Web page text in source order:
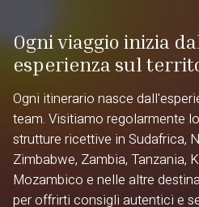
Ogni viaggio inizia
esperienza sul
Ogni itinerario nasce
team. Visitiamo regolarmente
strutture ricettive in Sudafrica,
Zimbabwe, Zambia, Tanzania,
Mozambico e nelle altre
per offrirti consigli autentici e